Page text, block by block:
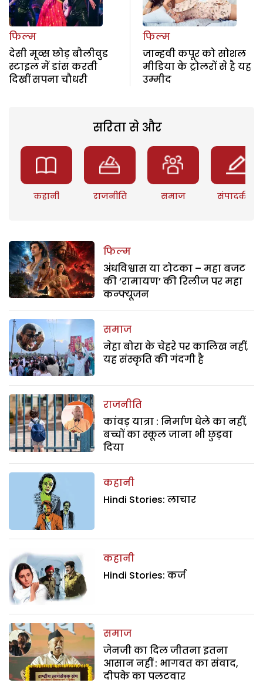
फिल्म
देसी मूव्स छोड़ बौलीवुड
स्टाइल में डांस करती
दिखीं सपना चौधरी
फिल्म
जान्हवी कपूर को सोशल
मीडिया के ट्रोलरों से है यह
उम्मीद
सरिता से और
कहानी राजनीति समाज संपादकीय
फिल्म
अंधविश्वास या टोटका – महा बजट
की ‘रामायण’ की रिलीज पर महा
कन्फ्यूजन
समाज
नेहा बोरा के चेहरे पर कालिख नहीं,
यह संस्कृति की गंदगी है
राजनीति
कांवड़ यात्रा : निर्माण धेले का नहीं,
बच्चों का स्कूल जाना भी छुड़वा
दिया
कहानी
Hindi Stories: लाचार
कहानी
Hindi Stories: कर्ज
समाज
जेनजी का दिल जीतना इतना
आसान नहीं : भागवत का संवाद,
दीपके का पलटवार